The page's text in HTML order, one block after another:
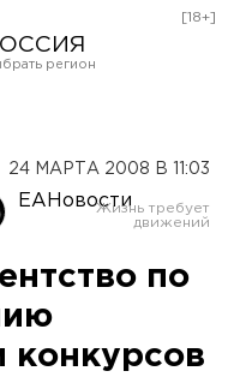
[18+]
24 МАРТА 2008 В 11:03
ЕАНовости
по
конкурсов